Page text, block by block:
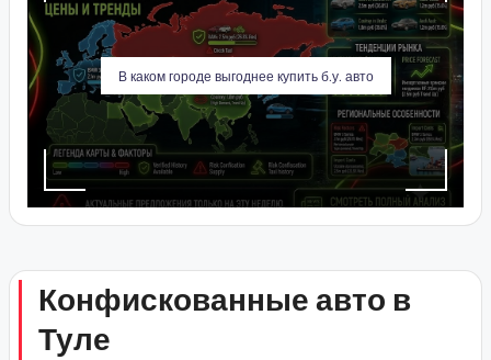
В каком городе выгоднее купить б.у. авто
Конфискованные авто в
Туле